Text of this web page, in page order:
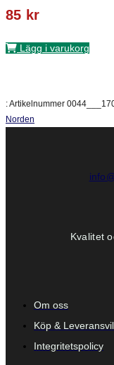
85 kr
Lägg i varukorg
:Artikelnummer
Norden
Kvalitet
Om oss
Köp &
Integritetspolicy